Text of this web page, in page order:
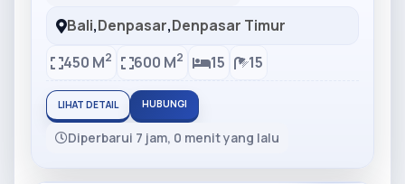
Bali,Denpasar,Denpasar Timur
450 M2 600 M2 15 15
LIHAT DETAIL HUBUNGI
Diperbarui 7 jam, 0 menit yang lalu